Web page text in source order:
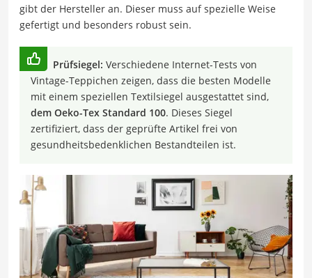
gibt der Hersteller an. Dieser muss auf spezielle Weise
gefertigt und besonders robust sein.
Prüfsiegel: Verschiedene Internet-Tests von
Vintage-Teppichen zeigen, dass die besten Modelle
mit einem speziellen Textilsiegel ausgestattet sind,
dem Oeko-Tex Standard 100. Dieses Siegel
zertifiziert, dass der geprüfte Artikel frei von
gesundheitsbedenklichen Bestandteilen ist.